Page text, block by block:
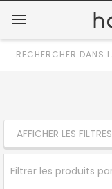
Rechercher
AFFICHER LES FILTRES